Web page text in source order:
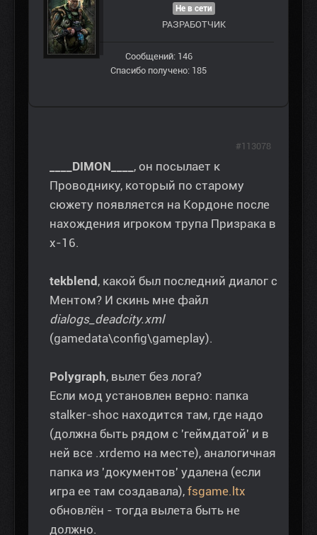
Не в сети
РАЗРАБОТЧИК
Сообщений: 146
Спасибо получено: 185
____DIMON____ , он посылает к
Проводнику, который по старому
сюжету появляется на Кордоне после
нахождения игроком трупа Призрака в
х-16.
tekblend , какой был последний диалог с
Ментом? И скинь мне файл
dialogs_deadcity.xml
(gamedata\config\gameplay).
Polygraph, вылет без лога?
Если мод установлен верно: папка
stalker-shoc находится там, где надо
(должна быть рядом с 'геймдатой' и в
ней все .xrdemo на месте), аналогичная
папка из 'документов' удалена (если
игра ее там создавала), fsgame.ltx
обновлён - тогда вылета быть не
должно.
#113078